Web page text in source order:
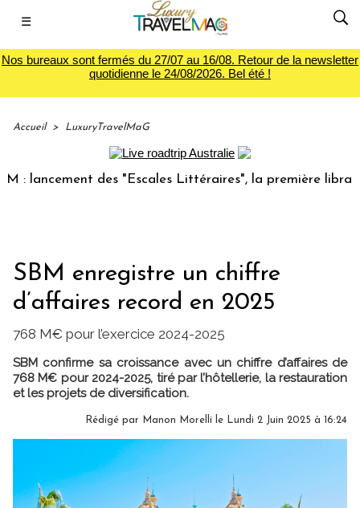
☰
Nos bureaux sont fermés du 27/07 au 16/08. Retour de la newsletter
quotidienne le 24/08/2026. Bel été !
Accueil > LuxuryTravelMaG
des "Escales Littéraires", la première librairie du
SBM enregistre un chiffre
d’affaires record en 2025
768 M€ pour l’exercice 2024-2025
SBM confirme sa croissance avec un chiffre d’affaires de
768 M€ pour 2024-2025, tiré par l’hôtellerie, la restauration
et les projets de diversification.
Rédigé par Manon Morelli le Lundi 2 Juin 2025 à 16:24